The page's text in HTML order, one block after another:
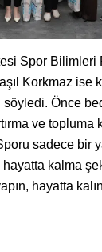
Spor Bilimleri
Korkmaz ise
söyledi. Önce
ve topluma
sadece bir
kalma
hayatta